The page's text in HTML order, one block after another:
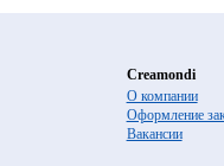
Creamondi
О компании
Оформление
Вакансии